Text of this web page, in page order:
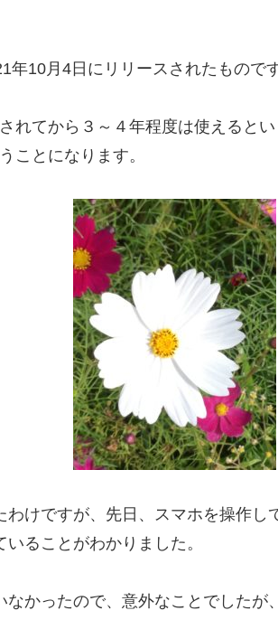
年10月4日にリリースされたものです
れてから３～４年程度は使えると
ことになります。
わけですが、先日、スマホを操作し
ることがわかりました。
なかったので、意外なことでしたが